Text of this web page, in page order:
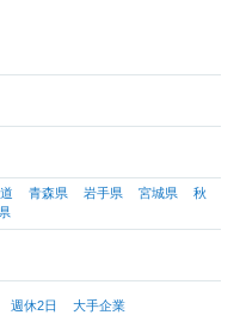
青森県 岩手県 宮城県
秋
週休2日 大手企業